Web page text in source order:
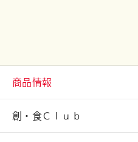
商品情報
創・食Ｃｌｕｂ